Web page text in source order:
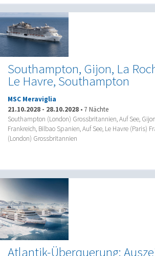
Southampton, Gijon, La
Le Havre, Southampton
MSC Meraviglia
21.10.2028 - 28.10.2028 • 7 Nächte
Southampton (London) Grossbritannien, Auf See,
Frankreich, Bilbao Spanien, Auf See, Le Havre (Paris)
(London) Grossbritannien
Atlantik-Überquerung: